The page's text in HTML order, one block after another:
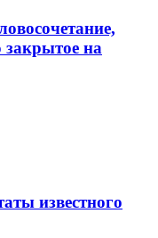
на
известного